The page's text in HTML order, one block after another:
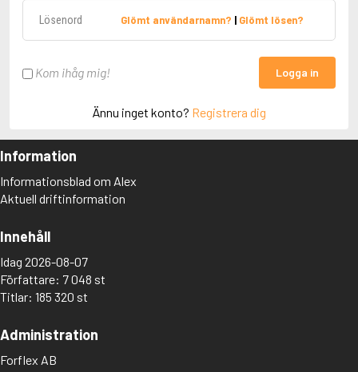
Glömt användarnamn? | Glömt lösen?
Kom ihåg mig! Logga in
Ännu inget konto? Registrera dig
Information
Informationsblad om Alex
Aktuell driftinformation
Innehåll
Idag 2026-08-07
Författare: 7 048 st
Titlar: 185 320 st
Administration
Forflex AB